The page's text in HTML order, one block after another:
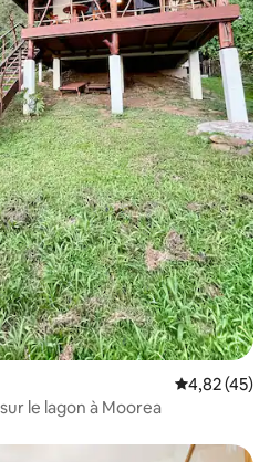
Évaluation
4,82 (45)
le lagon à Moorea